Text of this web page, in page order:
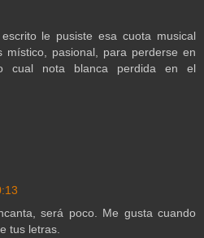
le pusiste esa cuota musical
místico, pasional, para perderse en
cual nota blanca perdida en el
será poco. Me gusta cuando
tus letras.